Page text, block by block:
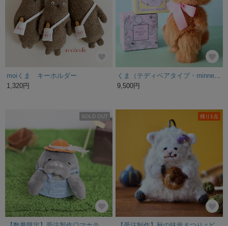
moiくま キーホルダー
1,320円
9,500円
SOLD OUT 残り1点